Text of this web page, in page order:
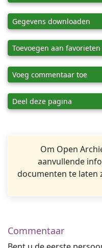
Gegevens downloaden
Toevoegen aan favorieten
Voeg commentaar toe
Deel deze pagina
Om Open
aanvullende
documenten te laten
Commentaar